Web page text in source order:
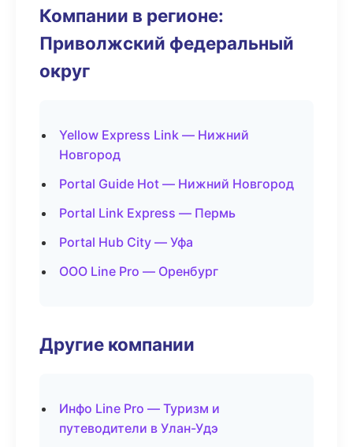
Компании в регионе:
Приволжский федеральный
округ
Yellow Express Link — Нижний
Новгород
Portal Guide Hot — Нижний Новгород
Portal Link Express — Пермь
Portal Hub City — Уфа
ООО Line Pro — Оренбург
Другие компании
Инфо Line Pro — Туризм и
путеводители в Улан-Удэ